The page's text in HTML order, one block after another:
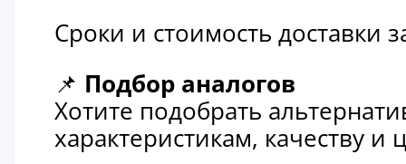
Сроки и стоимость доставки
📌 Подбор аналогов
Хотите подобрать
характеристикам, качеству